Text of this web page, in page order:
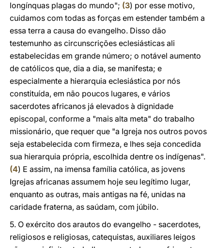
longínquas plagas do mundo"; (3) por esse motivo,
cuidamos com todas as forças em estender também a
essa terra a causa do evangelho. Disso dão
testemunho as circunscrições eclesiásticas ali
estabelecidas em grande número; o notável aumento
de católicos que, dia a dia, se manifesta; e
especialmente a hierarquia eclesiástica por nós
constituída, em não poucos lugares, e vários
sacerdotes africanos já elevados à dignidade
episcopal, conforme a "mais alta meta" do trabalho
missionário, que requer que "a Igreja nos outros povos
seja estabelecida com firmeza, e lhes seja concedida
sua hierarquia própria, escolhida dentre os indígenas".
(4) E assim, na imensa família católica, as jovens
Igrejas africanas assumem hoje seu legítimo lugar,
enquanto as outras, mais antigas na fé, unidas na
caridade fraterna, as saúdam, com júbilo.
5. O exército dos arautos do evangelho - sacerdotes,
religiosos e religiosas, catequistas, auxiliares leigos